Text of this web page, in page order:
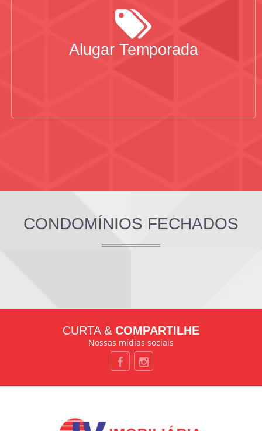
Alugar Temporada
CONDOMÍNIOS FECHADOS
CURTA & COMPARTILHE
Nossas mídias sociais